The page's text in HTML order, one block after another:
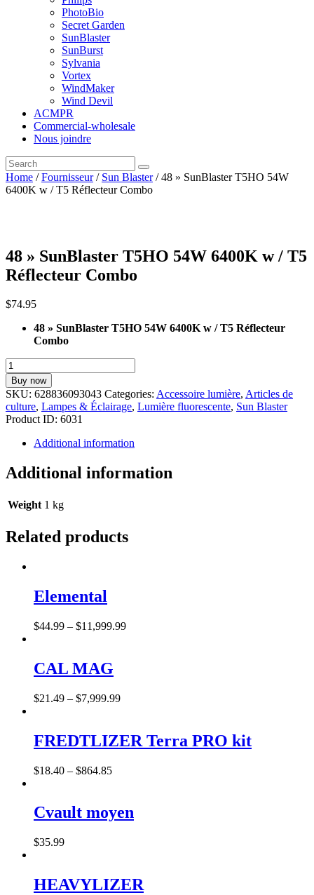
PhotoBio
Secret Garden
SunBlaster
SunBurst
Sylvania
Vortex
WindMaker
Wind Devil
ACMPR
Commercial-wholesale
Nous joindre
Home /Fournisseur/ Sun Blaster/ 48 » SunBlaster T5HO 54W
6400K w / T5 Réflecteur Combo
48 » SunBlaster T5HO 54W 6400K w / T5
Réflecteur Combo
$74.95
48 » SunBlaster T5HO 54W 6400K w / T5 Réflecteur
Combo
48
»
SunBlaster
T5HO
54W
T5
Réflecteur
quantity
Buy now
SKU: 628836093043 Categories: Accessoire lumière, Articles de
culture, Lampes & Éclairage, Lumière fluorescente, Sun Blaster
Product ID: 6031
Additional information
Additional information
Weight 1 kg
Related products
Elemental
$44.99 – $11,999.99
CAL MAG
$21 .49 – $7,999.99
FREDTLIZER Terra PRO kit
$18.40 – $864.85
Cvault moyen
$35.99
HEAVYLIZER